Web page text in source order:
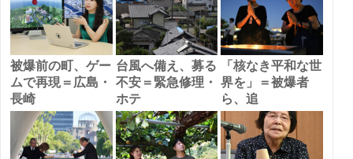
被爆前の町、ゲー
ムで再現＝広島・
長崎
台風へ備え、募る
不安＝緊急修理・
ホテ
「核なき平和な世
界を」＝被爆者
ら、追